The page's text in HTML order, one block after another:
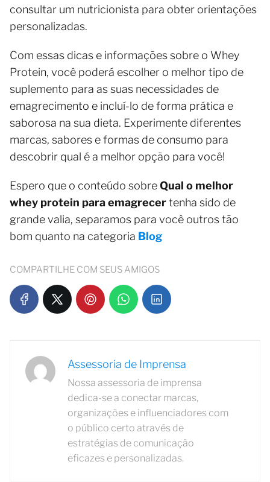
consultar um nutricionista para obter orientações
personalizadas.
Com essas dicas e informações sobre o Whey
Protein, você poderá escolher o melhor tipo de
suplemento para as suas necessidades de
emagrecimento e incluí-lo de forma prática e
saborosa na sua dieta. Experimente diferentes
marcas, sabores e formas de consumo para
descobrir qual é a melhor opção para você!
Espero que o conteúdo sobreQual o melhor
whey protein para emagrecertenha sido de
grande valia, separamos para você outros tão
bom quanto na categoria Blog
COMPARTILHE COM SEUS AMIGOS
Assessoria de Imprensa
Nossa assessoria de imprensa
dedica-se a conectar marcas,
organizações e influenciadores com
o público certo através de
estratégias de comunicação
eficazes e personalizadas.